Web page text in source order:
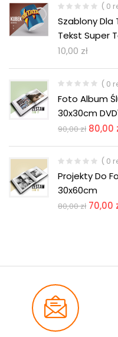
( 0
Szablony Dla
Tekst Super
10,00 zł
( 0
Foto Album
30x30cm
90,00zł 80,00
( 0
Projekty Do
30x60cm
80,00zł 70,00